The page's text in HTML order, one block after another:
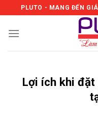
to
content
PLUTO - MANG ĐẾN
Lợi ích khi đặt